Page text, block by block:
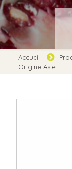
Accueil
Origine Asie